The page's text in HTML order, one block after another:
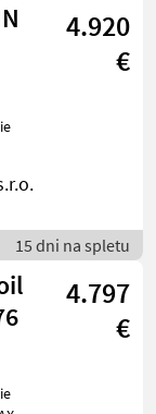
4.920
€
15 dni na spletu
4.797
€